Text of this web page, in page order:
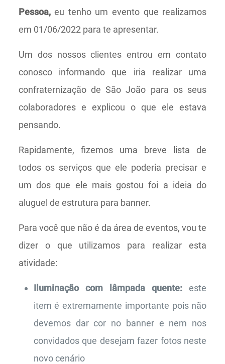
Pessoa,eu tenho um evento que realizamos
em 01/06/2022 para te apresentar.
Um dos nossos clientes entrou em contato
conosco informando que iria realizar uma
confraternização de São João para os seus
colaboradores e explicou o que ele estava
pensando.
Rapidamente, fizemos uma breve lista de
todos os serviços que ele poderia precisar e
um dos que ele mais gostou foi a ideia do
aluguel de estrutura para banner.
Para você que não é da área de eventos, vou te
dizer o que utilizamos para realizar esta
atividade:
Iluminação com lâmpada quente: este
item é extremamente importante pois não
devemos dar cor no banner e nem nos
convidados que desejam fazer fotos neste
novo cenário